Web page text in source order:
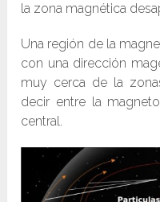
la zona magnética
Una región de la
con una dirección
muy cerca de la
decir entre la
central.